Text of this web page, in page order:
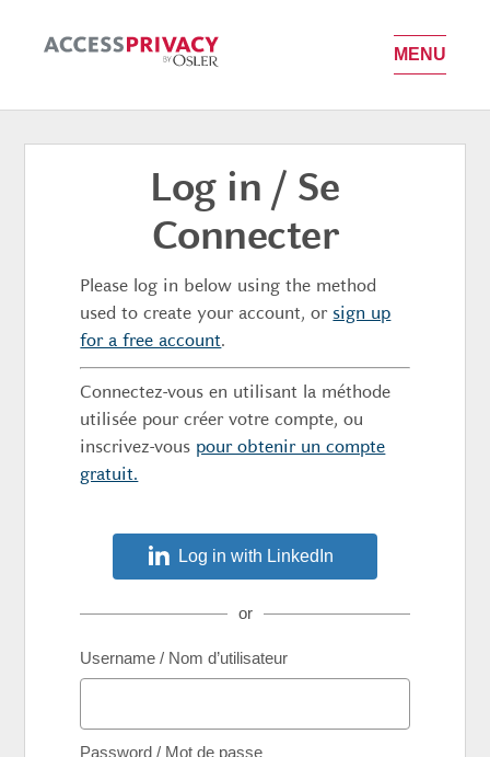
OPEN
MENU
Log in / Se
Connecter
Please log in below using the method
used to create your account, or sign up
for a free account.
Connectez-vous en utilisant la méthode
utilisée pour créer votre compte, ou
inscrivez-vous pour obtenir un compte
gratuit.
Log in with LinkedIn
or
Username / Nom d’utilisateur
Password / Mot de passe